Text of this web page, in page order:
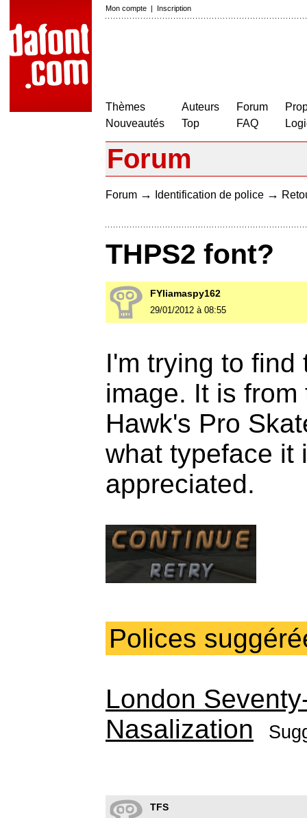
Mon compte | Inscription
Thèmes
Nouveautés
Auteurs
Top
Forum
FAQ
Forum
Forum → Identification de police →
THPS2 font?
FYIiamaspy162
29/01/2012 à 08:55
I'm trying to
image. It is
Hawk's Pro
what typeface it
appreciated.
Polices
London
Nasalization
TFS